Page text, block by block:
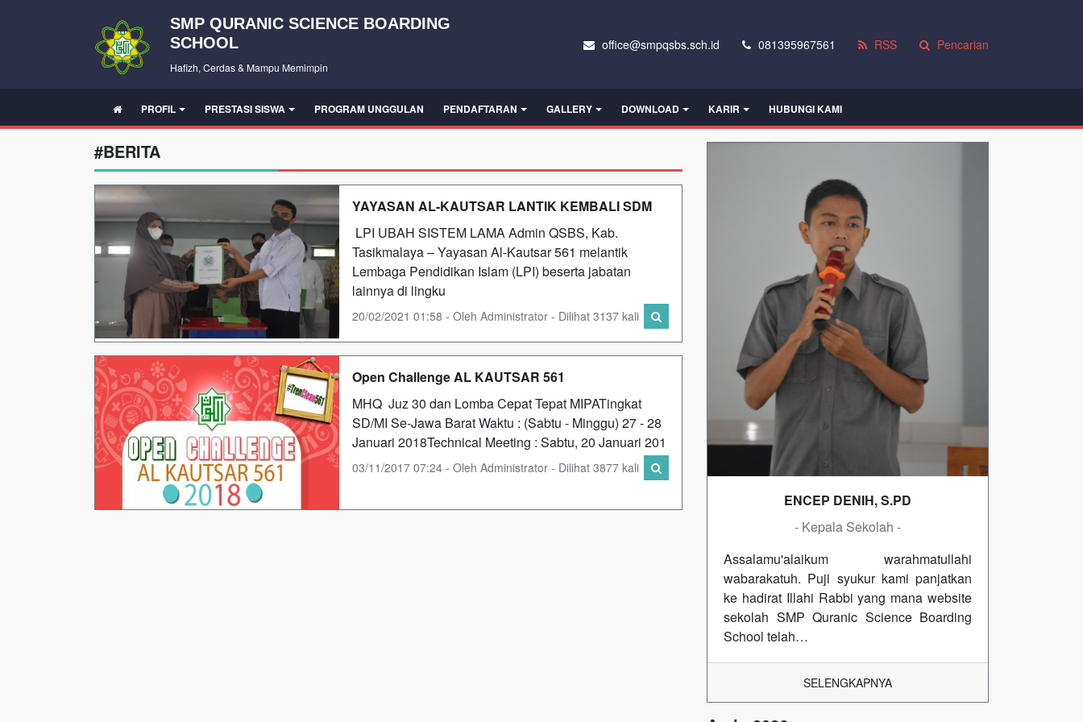
SMP QURANIC SCIENCE BOARDING
SCHOOL
Hafizh, Cerdas & Mampu Memimpin
office@smpqsbs.sch.id 081395967561 RSS Pencarian
PROFIL PRESTASI SISWA PROGRAM UNGGULAN PENDAFTARAN GALLERY DOWNLOAD KARIR HUBUNGI KAMI
#BERITA
YAYASAN AL-KAUTSAR LANTIK KEMBALI SDM
LPI UBAH SISTEM LAMA Admin QSBS, Kab.
Tasikmalaya – Yayasan Al-Kautsar 561 melantik
Lembaga Pendidikan Islam (LPI) beserta jabatan
lainnya di lingku
20/02/2021 01:58 - Oleh Administrator - Dilihat 3137 kali
Open Challenge AL KAUTSAR 561
MHQ Juz 30 dan Lomba Cepat Tepat MIPATingkat
SD/MI Se-Jawa Barat Waktu : (Sabtu - Minggu) 27 - 28
Januari 2018Technical Meeting : Sabtu, 20 Januari 201
03/11/2017 07:24 - Oleh Administrator - Dilihat 3877 kali
ENCEP DENIH, S.PD
- Kepala Sekolah -
Assalamu'alaikum warahmatullahi
wabarakatuh. Puji syukur kami panjatkan
ke hadirat Illahi Rabbi yang mana website
sekolah SMP Quranic Science Boarding
School telah…
SELENGKAPNYA